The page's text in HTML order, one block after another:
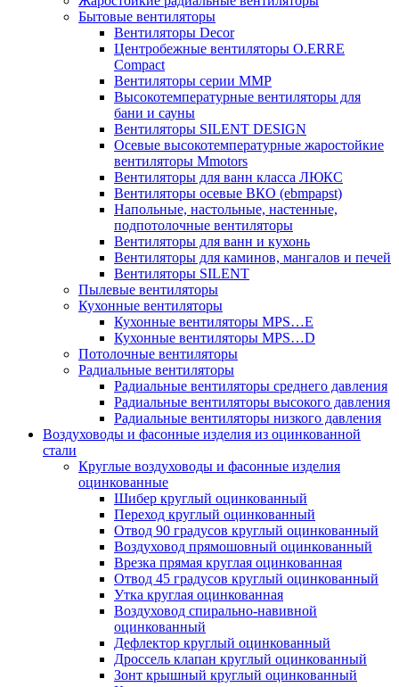
Бытовые вентиляторы
Вентиляторы Decor
Центробежные вентиляторы O.ERRE
Compact
Вентиляторы серии ММР
Высокотемпературные вентиляторы для
бани и сауны
Вентиляторы SILENT DESIGN
Осевые высокотемпературные жаростойкие
вентиляторы Mmotors
Вентиляторы для ванн класса ЛЮКС
Вентиляторы осевые ВКО (ebmpapst)
Напольные, настольные, настенные,
подпотолочные вентиляторы
Вентиляторы для ванн и кухонь
Вентиляторы для каминов, мангалов и печей
Вентиляторы SILENT
Пылевые вентиляторы
Кухонные вентиляторы
Кухонные вентиляторы MPS…E
Кухонные вентиляторы MPS…D
Потолочные вентиляторы
Радиальные вентиляторы
Радиальные вентиляторы среднего давления
Радиальные вентиляторы высокого давления
Радиальные вентиляторы низкого давления
Воздуховоды и фасонные изделия из оцинкованной
стали
Круглые воздуховоды и фасонные изделия
оцинкованные
Шибер круглый оцинкованный
Переход круглый оцинкованный
Отвод 90 градусов круглый оцинкованный
Воздуховод прямошовный оцинкованный
Врезка прямая круглая оцинкованная
Отвод 45 градусов круглый оцинкованный
Утка круглая оцинкованная
Воздуховод спирально-навивной
оцинкованный
Дефлектор круглый оцинкованный
Дроссель клапан круглый оцинкованный
Зонт крышный круглый оцинкованный